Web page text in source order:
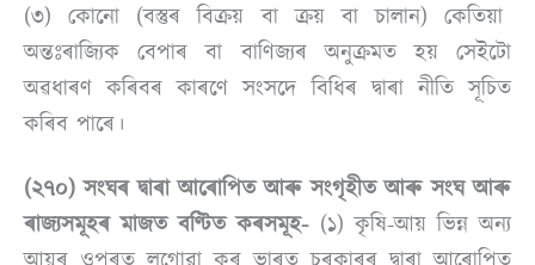
(৩) কোনো (বস্তুৰ বিক্ৰয় বা ক্ৰয় বা চালান) কেতিয়া
অন্তঃৰাজ্যিক বেপাৰ বা বাণিজ্যৰ অনুক্ৰমত হয় সেইটো
অৱধাৰণ কৰিবৰ কাৰণে সংসদে বিধিৰ দ্বাৰা নীতি সূচিত
কৰিব পাৰে।
(২৭০) সংঘৰ দ্বাৰা আৰোপিত আৰু সংগৃহীত আৰু সংঘ আৰু
ৰাজ্যসমূহৰ মাজত বণ্টিত কৰসমূহ-(১) কৃষি-আয় ভিন্ন অন্য